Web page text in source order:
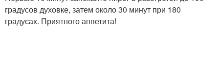
градусов духовке, затем около 30 минут при 180
градусах. Приятного аппетита!